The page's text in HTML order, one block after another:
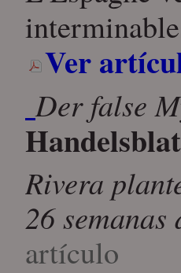
Ver
Der false
Rivera
26
artículo